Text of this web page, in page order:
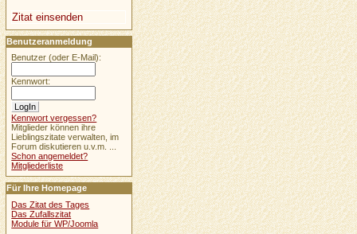
Zitat einsenden
Benutzeranmeldung
Benutzer (oder E-Mail):
Kennwort:
Kennwort vergessen?
Mitglieder können ihre
Lieblingszitate verwalten, im
Forum diskutieren u.v.m. ...
Schon angemeldet?
Mitgliederliste
Für Ihre Homepage
Das Zitat des Tages
Das Zufallszitat
Module für WP/Joomla